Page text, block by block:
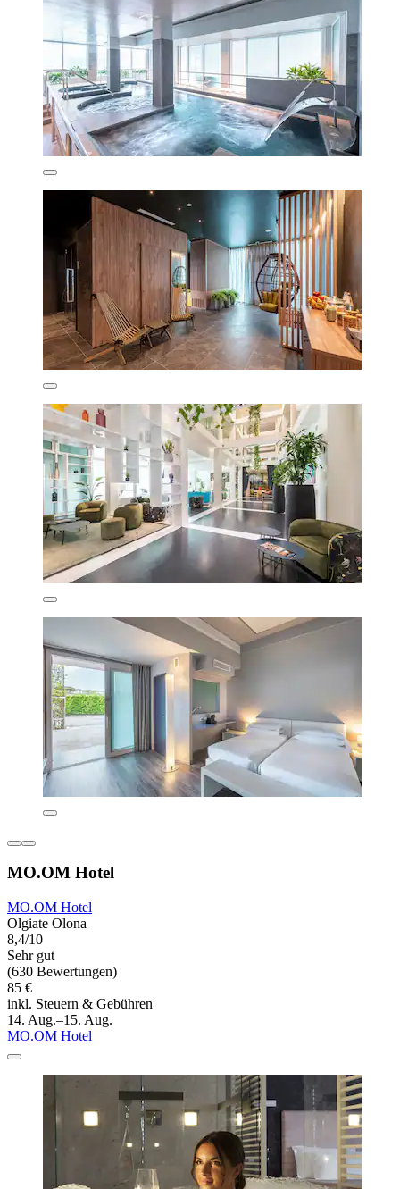
MO.OM Hotel
MO.OM Hotel
Olgiate Olona
8,4/10
Sehr gut
(630 Bewertungen)
85 €
inkl. Steuern & Gebühren
14. Aug.–15. Aug.
MO.OM Hotel